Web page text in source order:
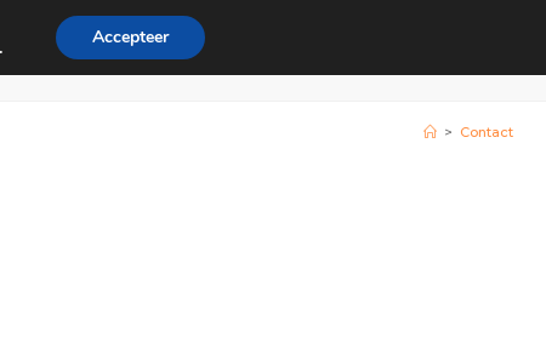
Zakelijk
> Contact
Accepteer